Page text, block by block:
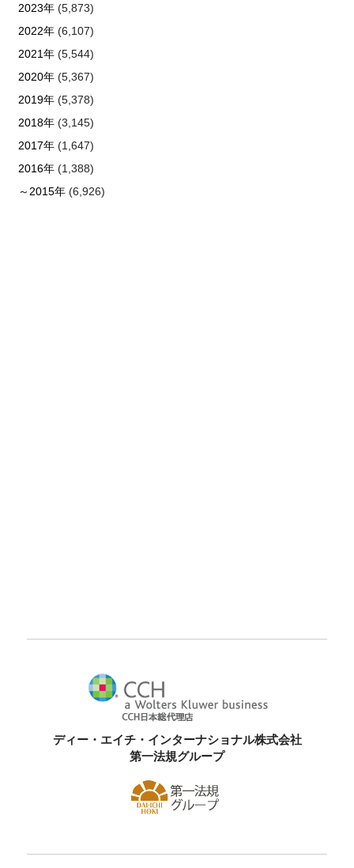
2023年(5,873)
2022年(6,107)
2021年(5,544)
2020年(5,367)
2019年(5,378)
2018年(3,145)
2017年(1,647)
2016年(1,388)
～2015年(6,926)
ディー・エイチ・インターナショナル株式会社
第一法規グループ